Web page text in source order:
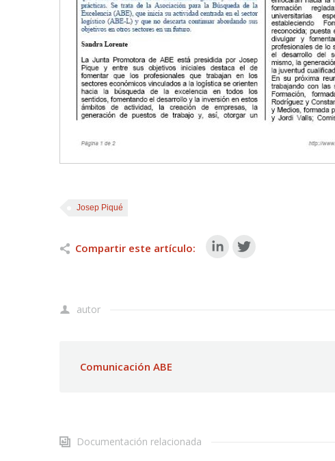
Josep Piqué
Compartir este artículo:
autor
Comunicación ABE
Documentación relacionada